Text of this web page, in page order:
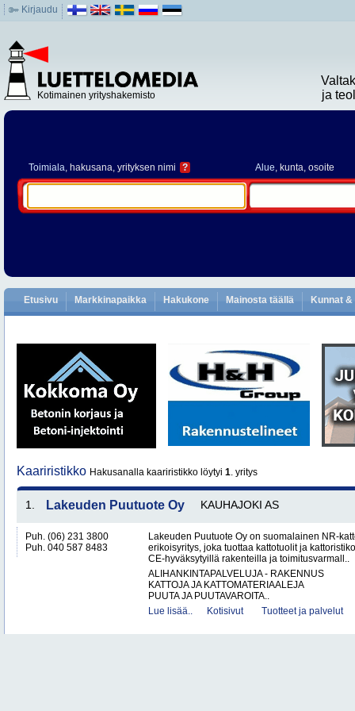
Kirjaudu
Kotimainen yrityshakemisto
ja
Toimiala, hakusana, yrityksen nimi ? Alue, kunta, osoite
Etusivu Markkinapaikka Hakukone Mainosta täällä Kunnat
Kaariristikko Hakusanalla kaariristikko löytyi 1. yritys
1. Lakeuden Puutuote Oy KAUHAJOKI AS
Puh. (06) 231 3800
Puh. 040 587 8483
Lakeuden Puutuote Oy on suomalainen NR-
erikoisyritys, joka tuottaa kattotuolit ja
CE-hyväksytyillä rakenteilla ja toimitusvarmall..
ALIHANKINTAPALVELUJA - RAKENNUS
KATTOJA JA KATTOMATERIAALEJA
PUUTA JA PUUTAVAROITA..
Lue lisää..
Kotisivut Tuotteet ja palvelut